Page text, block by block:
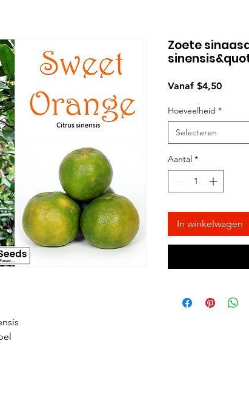
Zoete
Vanaf $4,50
Hoeveelheid *
Selecteren
Aantal *
In winkelwagen